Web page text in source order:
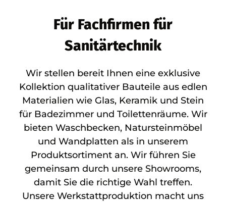
Für Fachfirmen für
Sanitärtechnik
Wir stellen bereit Ihnen eine exklusive
Kollektion qualitativer Bauteile aus edlen
Materialien wie Glas, Keramik und Stein
für Badezimmer und Toilettenräume. Wir
bieten Waschbecken, Natursteinmöbel
und Wandplatten als in unserem
Produktsortiment an. Wir führen Sie
gemeinsam durch unsere Showrooms,
damit Sie die richtige Wahl treffen.
Unsere Werkstattproduktion macht uns